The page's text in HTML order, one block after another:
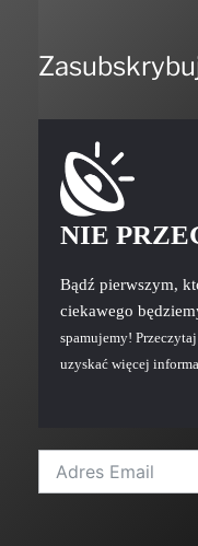
NIE
Bądź pierwszym,
ciekawego
spamujemy! Przeczytaj
uzyskać więcej